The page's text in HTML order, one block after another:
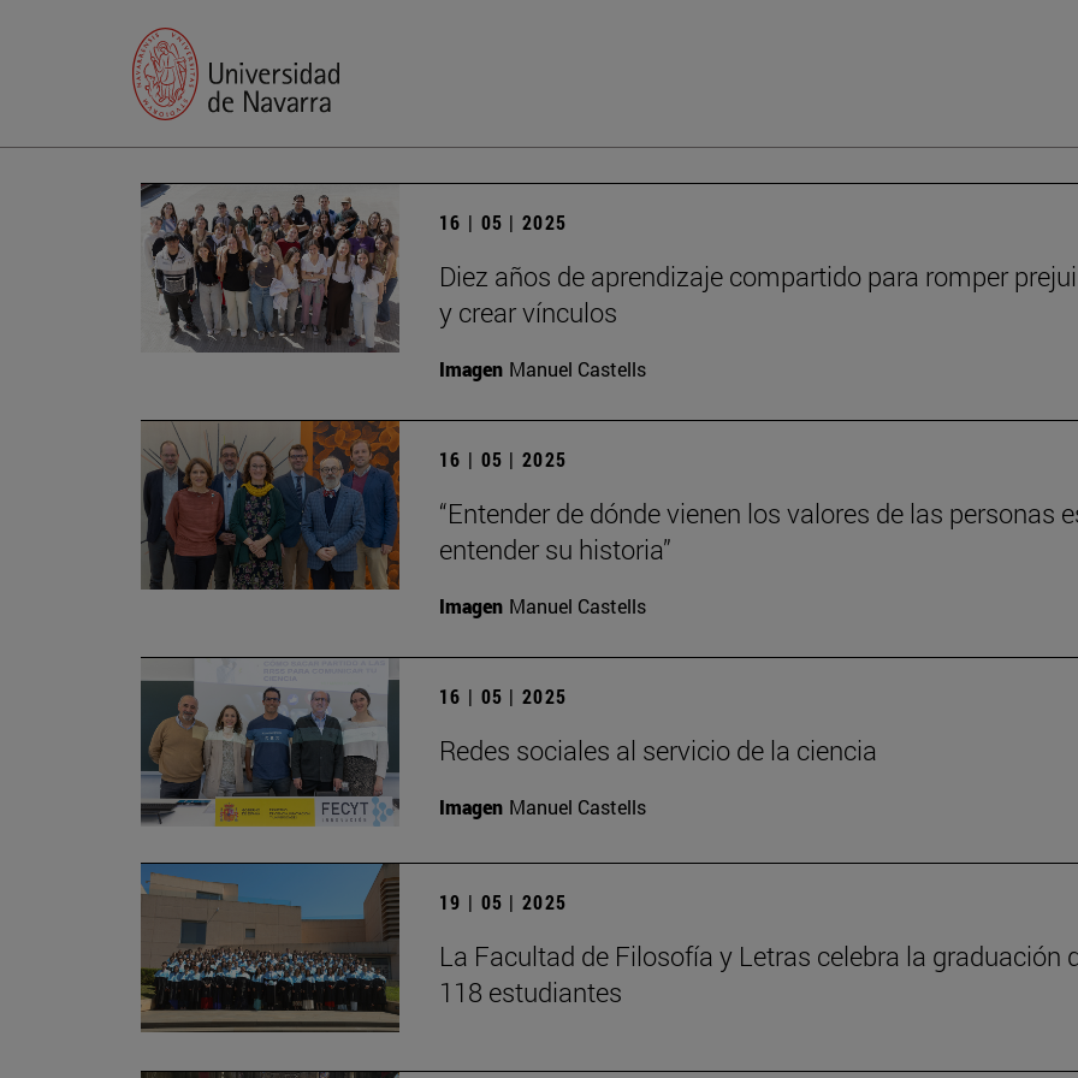
16 | 05 | 2025
Diez años de aprendizaje compartido para romper
y crear vínculos
Imagen Manuel Castells
16 | 05 | 2025
“Entender de dónde vienen los valores de las personas
entender su historia”
Imagen Manuel Castells
16 | 05 | 2025
Redes sociales al servicio de la ciencia
Imagen Manuel Castells
19 | 05 | 2025
La Facultad de Filosofía y Letras celebra la graduación
118 estudiantes